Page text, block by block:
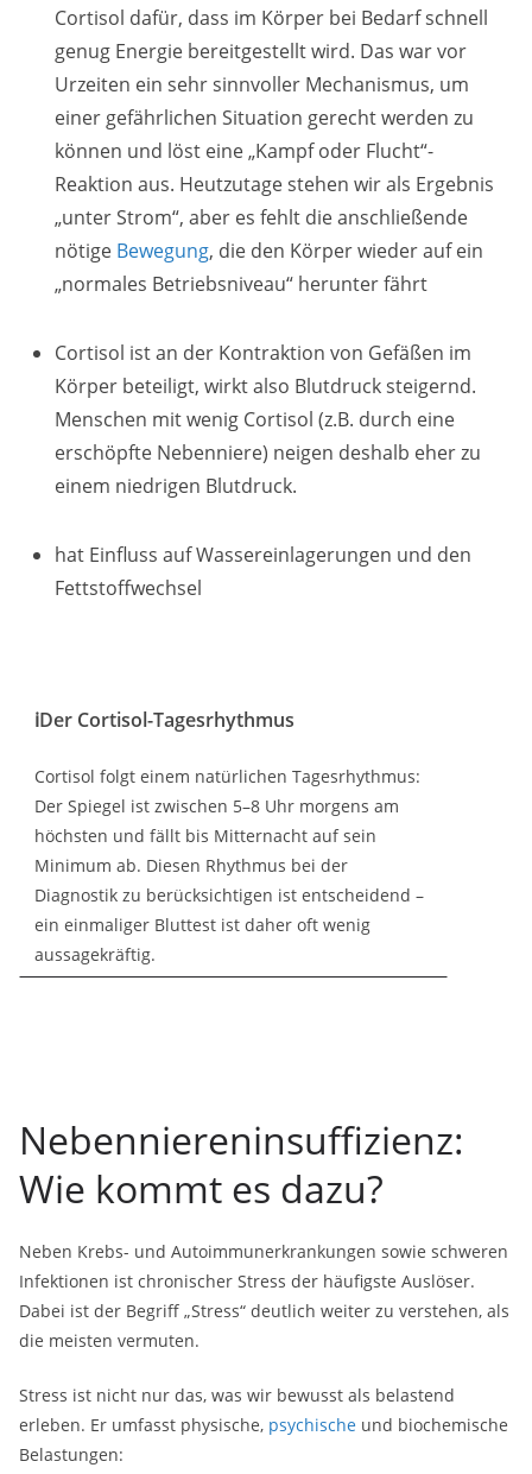
Cortisol dafür, dass im Körper bei Bedarf schnell
genug Energie bereitgestellt wird. Das war vor
Urzeiten ein sehr sinnvoller Mechanismus, um
einer gefährlichen Situation gerecht werden zu
können und löst eine „Kampf oder Flucht“-
Reaktion aus. Heutzutage stehen wir als Ergebnis
„unter Strom“, aber es fehlt die anschließende
nötige Bewegung, die den Körper wieder auf ein
„normales Betriebsniveau“ herunter fährt
Cortisol ist an der Kontraktion von Gefäßen im
Körper beteiligt, wirkt also Blutdruck steigernd.
Menschen mit wenig Cortisol (z.B. durch eine
erschöpfte Nebenniere) neigen deshalb eher zu
einem niedrigen Blutdruck.
hat Einfluss auf Wassereinlagerungen und den
Fettstoffwechsel
ℹ️Der Cortisol-Tagesrhythmus
Cortisol folgt einem natürlichen Tagesrhythmus:
Der Spiegel ist zwischen 5–8 Uhr morgens am
höchsten und fällt bis Mitternacht auf sein
Minimum ab. Diesen Rhythmus bei der
Diagnostik zu berücksichtigen ist entscheidend –
ein einmaliger Bluttest ist daher oft wenig
aussagekräftig.
Nebenniereninsuffizienz:
Wie kommt es dazu?
Neben Krebs- und Autoimmunerkrankungen sowie schweren
Infektionen ist chronischer Stress der häufigste Auslöser.
Dabei ist der Begriff „Stress“ deutlich weiter zu verstehen, als
die meisten vermuten.
Stress ist nicht nur das, was wir bewusst als belastend
erleben. Er umfasst physische, psychische und biochemische
Belastungen: